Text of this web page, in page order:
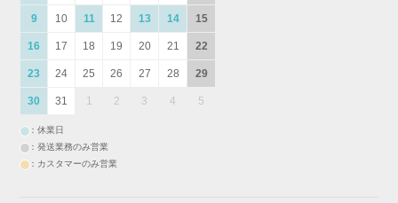
9 10 11 12 13 14 15
16 17 18 19 20 21 22
23 24 25 26 27 28 29
30 31 1 2 3 4 5
：休業日
：発送業務のみ営業
：カスタマーのみ営業